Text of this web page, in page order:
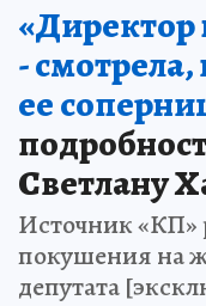
-
ее
Светлану
Источник «КП»
покушения на
депутата